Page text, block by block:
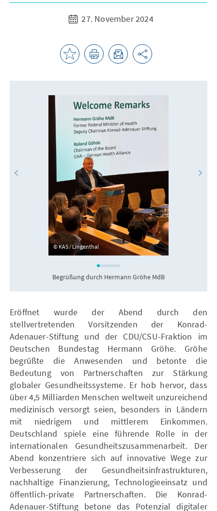
27. November 2024
KAS / Lingenthal
Begrüßung durch Hermann Gröhe MdB
Eröffnet wurde der Abend durch den
stellvertretenden Vorsitzenden der Konrad-
Adenauer-Stiftung und der CDU/CSU-Fraktion im
Deutschen Bundestag Hermann Gröhe. Gröhe
begrüßte die Anwesenden und betonte die
Bedeutung von Partnerschaften zur Stärkung
globaler Gesundheitssysteme. Er hob hervor, dass
über 4,5 Milliarden Menschen weltweit unzureichend
medizinisch versorgt seien, besonders in Ländern
mit niedrigem und mittlerem Einkommen.
Deutschland spiele eine führende Rolle in der
internationalen Gesundheitszusammenarbeit. Der
Abend konzentriere sich auf innovative Wege zur
Verbesserung der Gesundheitsinfrastrukturen,
nachhaltige Finanzierung, Technologieeinsatz und
öffentlich-private Partnerschaften. Die Konrad-
Adenauer-Stiftung betone das Potenzial digitaler